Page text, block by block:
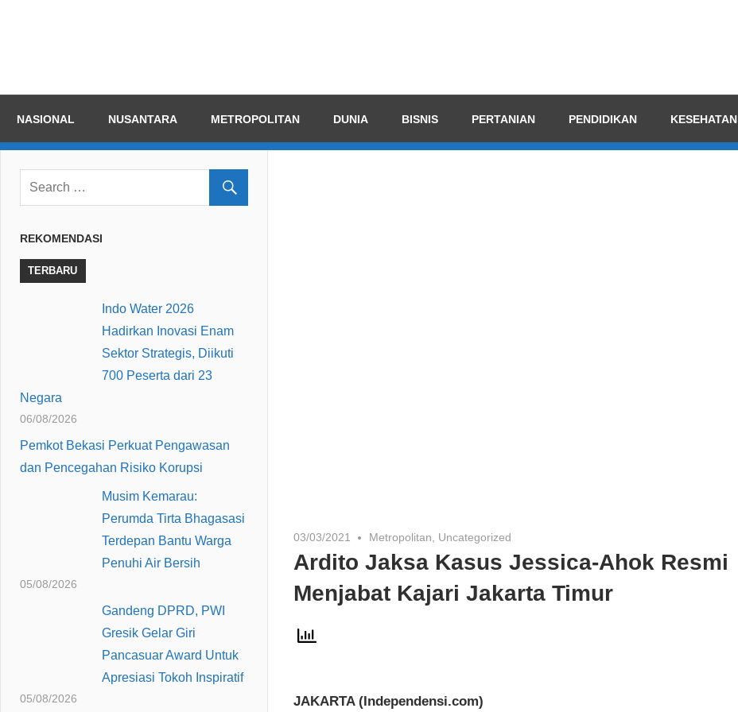
dan
NASIONAL NUSANTARA METROPOLITAN DUNIA BISNIS PERTANIAN PENDIDIKAN KESEHATAN
03/03/2021 Metropolitan Uncategorized
Ardito Jaksa Kasus Jessica-Ahok Resmi
Menjabat Kajari Jakarta Timur
JAKARTA (Independensi.com)
REKOMENDASI
TERBARU
Indo Water 2026
Hadirkan Inovasi Enam
Sektor Strategis, Diikuti
700 Peserta dari 23
Negara
06/08/2026
Pemkot Bekasi Perkuat Pengawasan
dan Pencegahan Risiko Korupsi
Musim Kemarau:
Perumda Tirta Bhagasasi
Terdepan Bantu Warga
Penuhi Air Bersih
05/08/2026
Gandeng DPRD, PWI
Gresik Gelar Giri
Pancasuar Award Untuk
Apresiasi Tokoh Inspiratif
05/08/2026